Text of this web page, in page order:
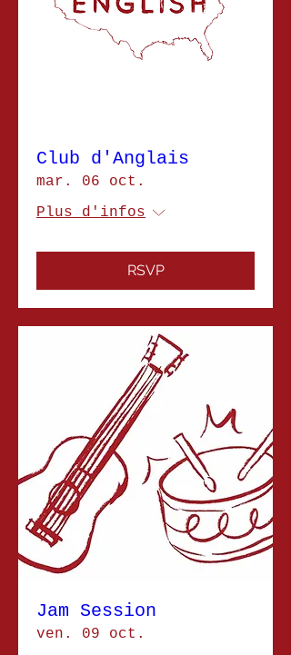
Club d'Anglais
mar. 06 oct.
Plus d'infos
RSVP
Jam Session
ven. 09 oct.